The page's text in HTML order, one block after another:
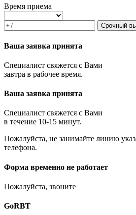
Зеленоград
Ивантеевка
Истра
Кашира
Клин
Королёв
Котельники
Красногорск
Краснознаменск
Кубинка
Ликино-Дулёво
Лобня
Луховицы
Люберцы
Малаховка
Можайск
Москва и МО
Время приема
Срочный
Ваша заявка принята
Специалист свяжется с Вами
завтра в рабочее время.
Ваша заявка принята
Специалист свяжется с Вами
в течение 10-15 минут.
Пожалуйста, не занимайте линию
телефона.
Форма временно не работает
Пожалуйста, звоните
GoRBT